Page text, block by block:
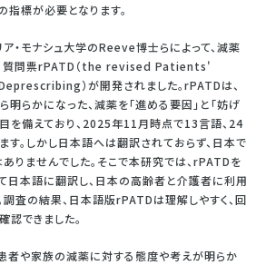
指標が必要となります。
・モナシュ大学のReeve博士らによって、減薬
質問票rPATD（the revised Patients'
）が開発されました。rPATDは、
明らかになった、減薬を「進める要因」と「妨げ
を備えており、2025年11月時点で13言語、24
す。しかし日本語へは翻訳されておらず、日本で
りませんでした。そこで本研究では、rPATDを
日本語に翻訳し、日本の高齢者と介護者に利用
調査の結果、日本語版rPATDは理解しやすく、回
認できました。
者や家族の減薬に対する態度や考えが明らか